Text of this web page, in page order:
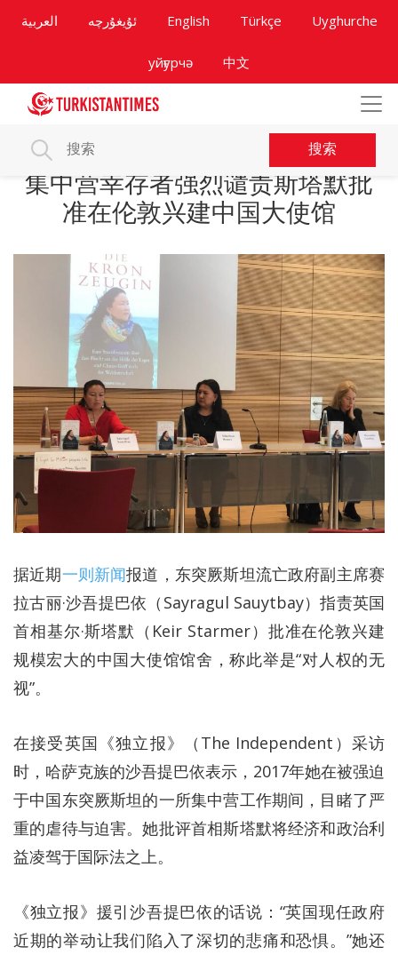
العربية ئۇيغۇرچە English Türkçe Uyghurche
уйғурчә 中文
搜索
集中营幸存者强烈谴责斯塔默批
准在伦敦兴建中国大使馆
据近期一则新闻报道，东突厥斯坦流亡政府副主席赛
拉古丽·沙吾提巴依（Sayragul Sauytbay）指责英国
首相基尔·斯塔默（Keir Starmer）批准在伦敦兴建
规模宏大的中国大使馆馆舍，称此举是“对人权的无
视”。
在接受英国《独立报》（The Independent）采访
时，哈萨克族的沙吾提巴依表示，2017年她在被强迫
于中国东突厥斯坦的一所集中营工作期间，目睹了严
重的虐待与迫害。她批评首相斯塔默将经济和政治利
益凌驾于国际法之上。
《独立报》援引沙吾提巴依的话说：“英国现任政府
近期的举动让我们陷入了深切的悲痛和恐惧。”她还